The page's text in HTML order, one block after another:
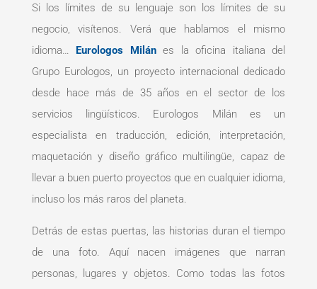
Si los límites de su lenguaje son los límites de su
negocio, visítenos. Verá que hablamos el mismo
idioma… Eurologos Milánes la oficina italiana del
Grupo Eurologos, un proyecto internacional dedicado
desde hace más de 35 años en el sector de los
servicios lingüísticos. Eurologos Milán es un
especialista en traducción, edición, interpretación,
maquetación y diseño gráfico multilingüe, capaz de
llevar a buen puerto proyectos que en cualquier idioma,
incluso los más raros del planeta.
Detrás de estas puertas, las historias duran el tiempo
de una foto. Aquí nacen imágenes que narran
personas, lugares y objetos. Como todas las fotos